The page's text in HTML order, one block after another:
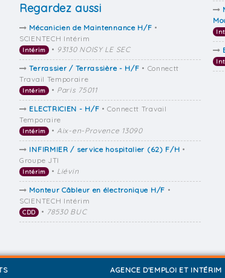
Regardez aussi
Mécanicien de Maintennance H/F •
SCIENTECH Intérim
Intérim • 93130 NOISY LE SEC
Terrassier / Terrassière - H/F • Connectt
Travail Temporaire
Intérim • Paris 75011
ELECTRICIEN - H/F • Connectt Travail
Temporaire
Intérim • Aix-en-Provence 13090
INFIRMIER / service hospitalier (62) F/H •
Groupe JTI
Intérim • Liévin
Monteur Câbleur en électronique H/F •
SCIENTECH Intérim
CDD • 78530 BUC
AGENCE D'EMPLOI ET INTÉRIM